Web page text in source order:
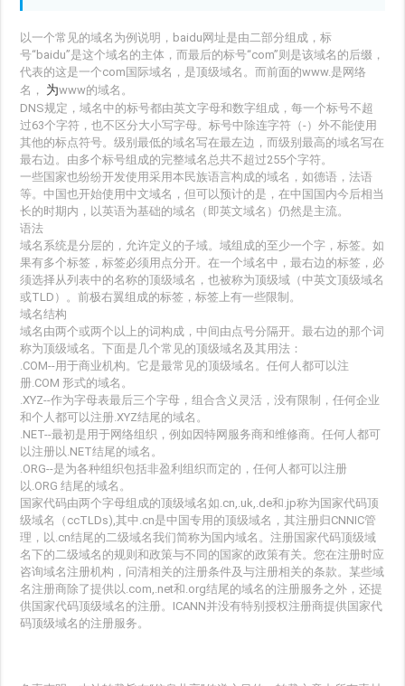
以一个常见的域名为例说明，baidu网址是由二部分组成，标
号“baidu”是这个域名的主体，而最后的标号“com”则是该域名的后缀，
代表的这是一个com国际域名，是顶级域名。而前面的www.是网络
名， 为www的域名。
DNS规定，域名中的标号都由英文字母和数字组成，每一个标号不超
过63个字符，也不区分大小写字母。标号中除连字符（-）外不能使用
其他的标点符号。级别最低的域名写在最左边，而级别最高的域名写在
最右边。由多个标号组成的完整域名总共不超过255个字符。
一些国家也纷纷开发使用采用本民族语言构成的域名，如德语，法语
等。中国也开始使用中文域名，但可以预计的是，在中国国内今后相当
长的时期内，以英语为基础的域名（即英文域名）仍然是主流。
语法
域名系统是分层的，允许定义的子域。域组成的至少一个字，标签。如
果有多个标签，标签必须用点分开。在一个域名中，最右边的标签，必
须选择从列表中的名称的顶级域名，也被称为顶级域（中英文顶级域名
或TLD）。前极右翼组成的标签，标签上有一些限制。
域名结构
域名由两个或两个以上的词构成，中间由点号分隔开。最右边的那个词
称为顶级域名。下面是几个常见的顶级域名及其用法：
.COM--用于商业机构。它是最常见的顶级域名。任何人都可以注
册.COM 形式的域名。
.XYZ--作为字母表最后三个字母，组合含义灵活，没有限制，任何企业
和个人都可以注册.XYZ结尾的域名。
.NET--最初是用于网络组织，例如因特网服务商和维修商。任何人都可
以注册以.NET结尾的域名。
.ORG--是为各种组织包括非盈利组织而定的，任何人都可以注册
以.ORG 结尾的域名。
国家代码由两个字母组成的顶级域名如.cn,.uk,.de和.jp称为国家代码顶
级域名（ccTLDs),其中.cn是中国专用的顶级域名，其注册归CNNIC管
理，以.cn结尾的二级域名我们简称为国内域名。注册国家代码顶级域
名下的二级域名的规则和政策与不同的国家的政策有关。您在注册时应
咨询域名注册机构，问清相关的注册条件及与注册相关的条款。某些域
名注册商除了提供以.com,.net和.org结尾的域名的注册服务之外，还提
供国家代码顶级域名的注册。ICANN并没有特别授权注册商提供国家代
码顶级域名的注册服务。